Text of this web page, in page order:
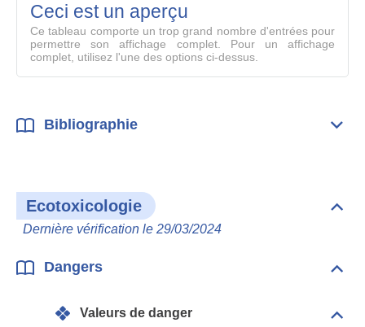
Ceci est un aperçu
Ce tableau comporte un trop grand nombre d'entrées pour
permettre son affichage complet. Pour un affichage
complet, utilisez l'une des options ci-dessus.
Bibliographie
Ecotoxicologie
Dernière vérification le 29/03/2024
Dangers
Valeurs de danger